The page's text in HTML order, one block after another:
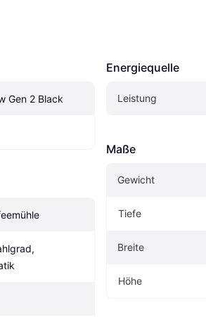
Gen 2 Black
Energiequelle
Leistung
Maße
Gewicht
Tiefe
Breite
Höhe